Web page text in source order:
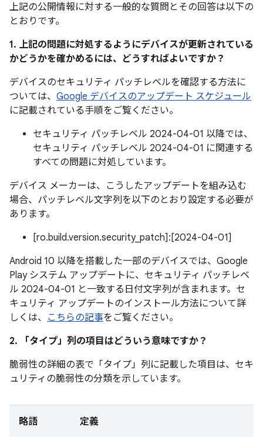
上記の公開情報に対する一般的な質問とその回答は以下の
とおりです。
1. 上記の問題に対処するようにデバイスが更新されている
かどうかを確かめるには、どうすればよいですか？
デバイスのセキュリティ パッチレベルを確認する方法に
ついては、 Google デバイスのアップデート スケジュール
に記載されている手順をご覧ください。
セキュリティ パッチレベル 2024-04-01 以降では、
セキュリティ パッチレベル 2024-04-01 に関連する
すべての問題に対処しています。
デバイス メーカーは、こうしたアップデートを組み込む
場合、パッチレベル文字列を以下のとおり設定する必要が
あります。
[ro.build.version.security_patch]:[2024-04-01]
Android 10 以降を搭載した一部のデバイスでは、Google
Play システム アップデートに、セキュリティ パッチレベ
ル 2024-04-01 と一致する日付文字列が含まれます。セ
キュリティ アップデートのインストール方法について詳
しくは、 こちらの記事をご覧ください。
2. 「タイプ」 列の項目はどういう意味ですか？
脆弱性の詳細の表で「タイプ」 列に記載した項目は、セキ
ュリティの脆弱性の分類を示しています。
略語 定義